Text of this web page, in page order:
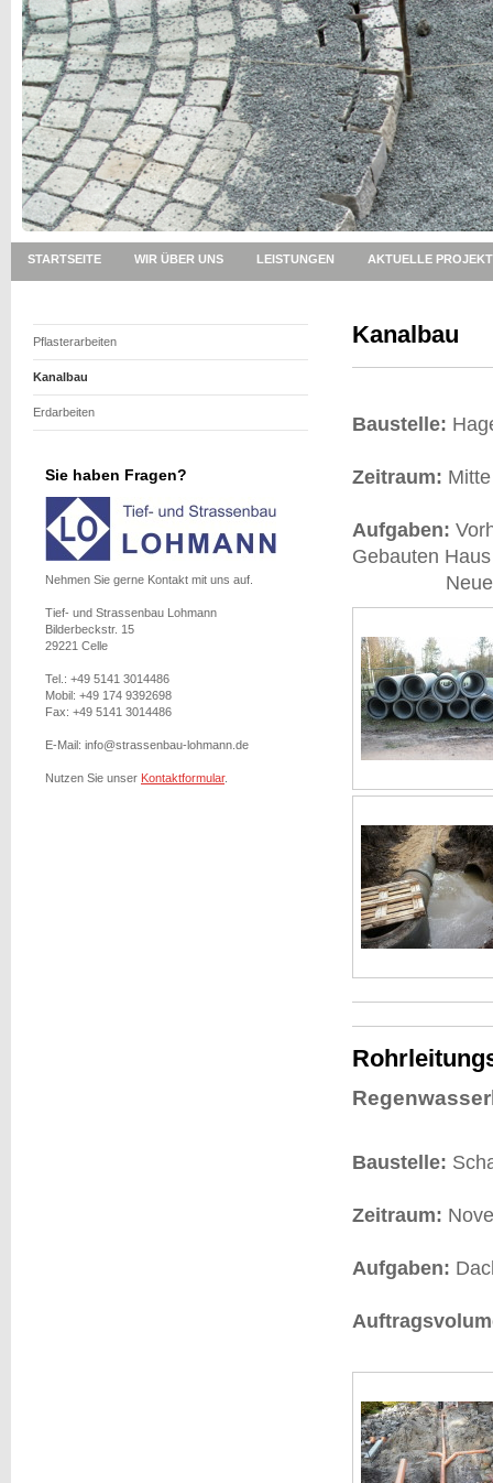
STARTSEITE WIR ÜBER UNS LEISTUNGEN AKTUELLE
Pflasterarbeiten
Kanalbau
Erdarbeiten
Sie haben Fragen?
Nehmen Sie gerne Kontakt mit uns auf.
Tief- und Strassenbau Lohmann
Bilderbeckstr. 15
29221 Celle
Tel.: +49 5141 3014486
Mobil: +49 174 9392698
Fax: +49 5141 3014486
E-Mail: info@strassenbau-lohmann.de
Nutzen Sie unser Kontaktformular.
Kanalbau
Baustelle:
Zeitraum:
Aufgaben:
Gebauten
Neue 600
Baustelle:
Zeitraum:
Aufgaben: